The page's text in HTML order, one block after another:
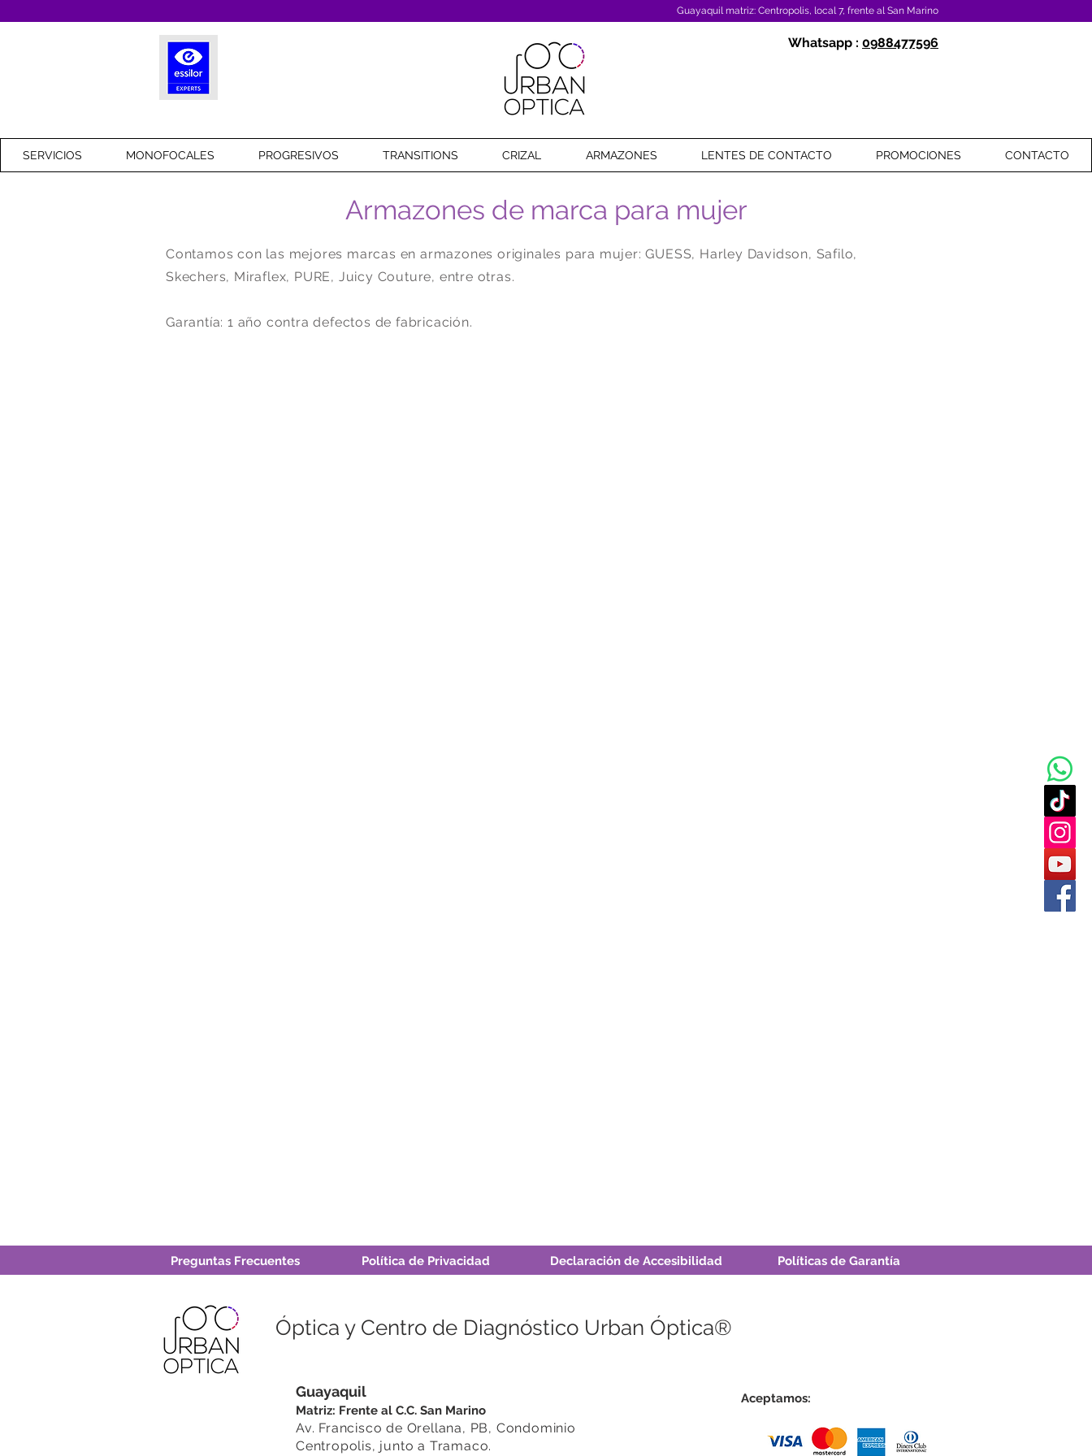
Guayaquil matriz: Centropolis, local 7, frente al San Marino
Whatsapp : 0988477596
SERVICIOS MONOFOCALES PROGRESIVOS TRANSITIONS CRIZAL ARMAZONES LENTES DE CONTACTO PROMOCIONES CONTACTO
Armazones de marca para mujer
Contamos con las mejores marcas en armazones originales para mujer: GUESS, Harley Davidson, Safilo,
Skechers, Miraflex, PURE, Juicy Couture, entre otras.
Garantía: 1 año contra defectos de fabricación.
Preguntas Frecuentes Política de Privacidad Declaración de Accesibilidad Políticas de Garantía
Óptica y Centro de Diagnóstico Urban Óptica®
Guayaquil
Matriz: Frente al C.C. San Marino
Av. Francisco de Orellana, PB, Condominio
Centropolis, junto a Tramaco.
Aceptamos: